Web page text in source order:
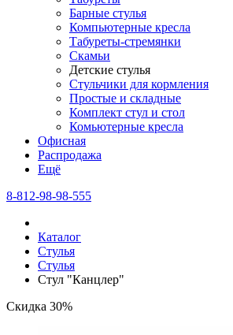
Барные стулья
Компьютерные кресла
Табуреты-стремянки
Скамьи
Детские стулья
Стульчики для кормления
Простые и складные
Комплект стул и стол
Комьютерные кресла
Офисная
Распродажа
Eщё
8-812-98-98-555
Каталог
Стулья
Стулья
Стул "Канцлер"
Скидка 30%